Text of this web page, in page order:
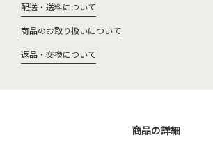
配送・送料について
商品のお取り扱いについて
返品・交換について
商品の詳細